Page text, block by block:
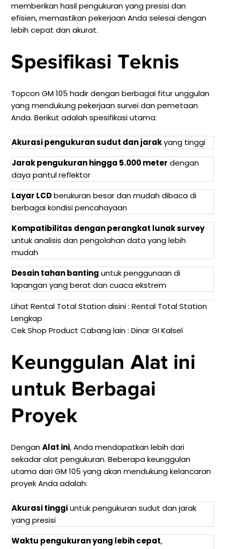
memberikan hasil pengukuran yang presisi dan
efisien, memastikan pekerjaan Anda selesai dengan
lebih cepat dan akurat.
Spesifikasi Teknis
Topcon GM 105 hadir dengan berbagai fitur unggulan
yang mendukung pekerjaan survei dan pemetaan
Anda. Berikut adalah spesifikasi utama:
Akurasi pengukuran sudut dan jarakyang tinggi
Jarak pengukuran hingga 5.000 meter dengan
daya pantul reflektor
Layar LCDberukuran besar dan mudah dibaca di
berbagai kondisi pencahayaan
Kompatibilitas dengan perangkat lunak survey
untuk analisis dan pengolahan data yang lebih
mudah
Desain tahan banting untuk penggunaan di
lapangan yang berat dan cuaca ekstrem
Lihat Rental Total Station disini :Rental Total Station
Lengkap
Cek Shop Product Cabang lain :Dinar GI Kalsel
Keunggulan Alat ini
untuk Berbagai
Proyek
DenganAlat ini, Anda mendapatkan lebih dari
sekadar alat pengukuran. Beberapa keunggulan
utama dari GM 105 yang akan mendukung kelancaran
proyek Anda adalah:
Akurasi tinggiuntuk pengukuran sudut dan jarak
yang presisi
Waktu pengukuran yang lebih cepat,